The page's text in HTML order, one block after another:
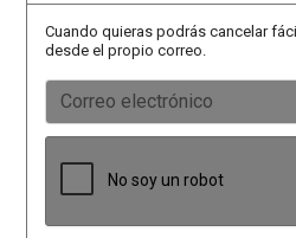
Cuando quieras podrás cancelar
desde el propio correo.